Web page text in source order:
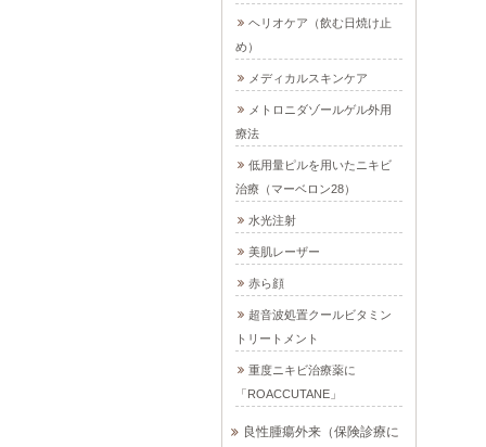
ヘリオケア（飲む日焼け止
め）
メディカルスキンケア
メトロニダゾールゲル外用
療法
低用量ピルを用いたニキビ
治療（マーベロン28）
水光注射
美肌レーザー
赤ら顔
超音波処置クールビタミン
トリートメント
重度ニキビ治療薬に
「ROACCUTANE」
良性腫瘍外来（保険診療に